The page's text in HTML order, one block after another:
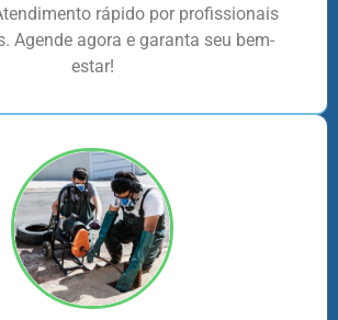
rápido por profissionais
Agende agora e garanta seu bem-
estar!